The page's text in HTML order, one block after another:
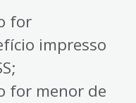
for
impresso
for menor de